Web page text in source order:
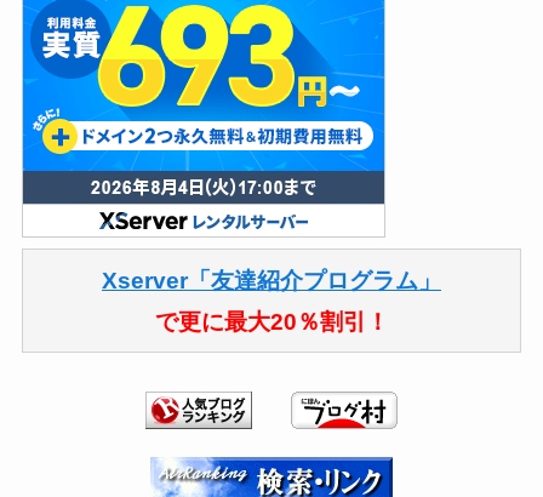
Xserver「友達紹介プログラム」
で更に最大20％割引！